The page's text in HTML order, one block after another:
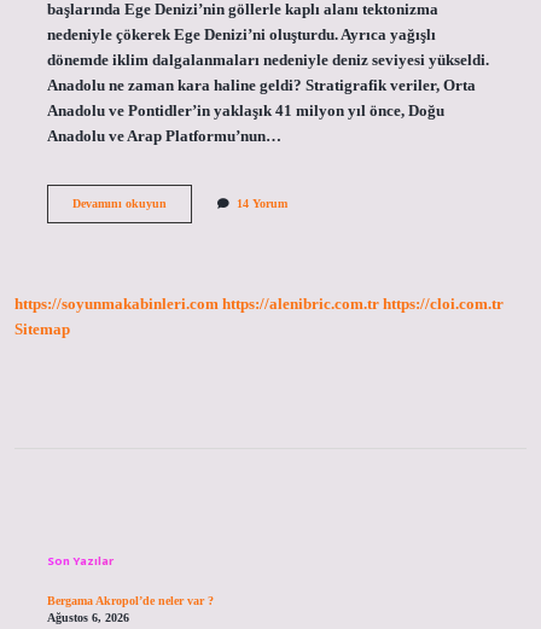
başlarında Ege Denizi’nin göllerle kaplı alanı tektonizma
nedeniyle çökerek Ege Denizi’ni oluşturdu. Ayrıca yağışlı
dönemde iklim dalgalanmaları nedeniyle deniz seviyesi yükseldi.
Anadolu ne zaman kara haline geldi? Stratigrafik veriler, Orta
Anadolu ve Pontidler’in yaklaşık 41 milyon yıl önce, Doğu
Anadolu ve Arap Platformu’nun…
Devamını okuyunTürkiye
Kara
14 Yorum
https://soyunmakabinleri.com https://alenibric.com.tr https://cloi.com.tr
Sitemap
Son Yazılar
Bergama Akropol’de neler var ?
Ağustos 6, 2026